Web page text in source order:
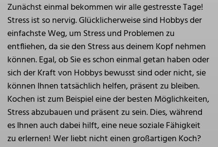
Zunächst einmal bekommen wir alle gestresste Tage!
Stress ist so nervig. Glücklicherweise sind Hobbys der
einfachste Weg, um Stress und Problemen zu
entfliehen, da sie den Stress aus deinem Kopf nehmen
können. Egal, ob Sie es schon einmal getan haben oder
sich der Kraft von Hobbys bewusst sind oder nicht, sie
können Ihnen tatsächlich helfen, präsent zu bleiben.
Kochen ist zum Beispiel eine der besten Möglichkeiten,
Stress abzubauen und präsent zu sein. Dies, während
es Ihnen auch dabei hilft, eine neue soziale Fähigkeit
zu erlernen! Wer liebt nicht einen großartigen Koch?